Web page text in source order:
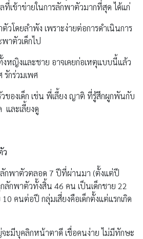
เข้าข่ายในการลักพาตัวมากที่สุด ได้แก่
โดยลำพัง เพราะง่ายต่อการดำเนินการ
าตัวเด็กไป
งหญิงและชาย อาจเคยก่อเหตุแบบนี้แล้ว
กร่วมเพศ
ของเด็ก เช่น พี่เลี้ยง ญาติ ที่รู้สึกผูกพันกับ
และเลี้ยงดู
ว
กพาตัวตลอด 7 ปีที่ผ่านมา (ตั้งแต่ปี
ลักพาตัวทั้งสิ้น 46 คน เป็นเด็กชาย 22
คนต่อปี กลุ่มเสี่ยงคือเด็กตั้งแต่แรกเกิด
ะมีบุคลิกหน้าตาดี เชื่อคนง่าย ไม่มีทักษะ